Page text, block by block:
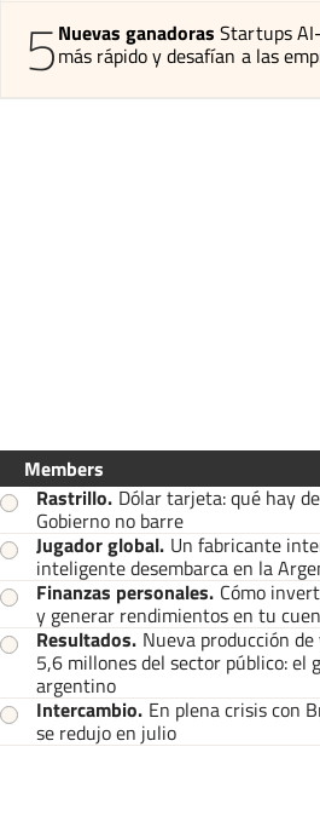
5Nuevas ganadoras Startups
más rápido y desafían a las
Members
Rastrillo. Dólar tarjeta: qué hay
Gobierno no barre
Jugador global. Un fabricante
inteligente desembarca en la
Finanzas personales. Cómo
y generar rendimientos en tu
Resultados. Nueva producción
5,6 millones del sector público: el
argentino
Intercambio. En plena crisis con
se redujo en julio